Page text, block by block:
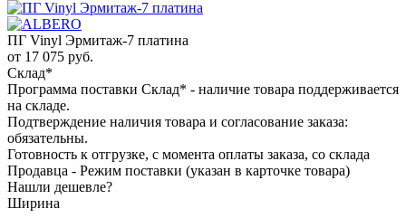
ПГ Vinyl Эрмитаж-7 платина
от 17 075 руб.
Склад*
Программа поставки Склад* - наличие товара поддерживается
на складе.
Подтверждение наличия товара и согласование заказа:
обязательны.
Готовность к отгрузке, с момента оплаты заказа, со склада
Продавца - Режим поставки (указан в карточке товара)
Нашли дешевле?
Ширина